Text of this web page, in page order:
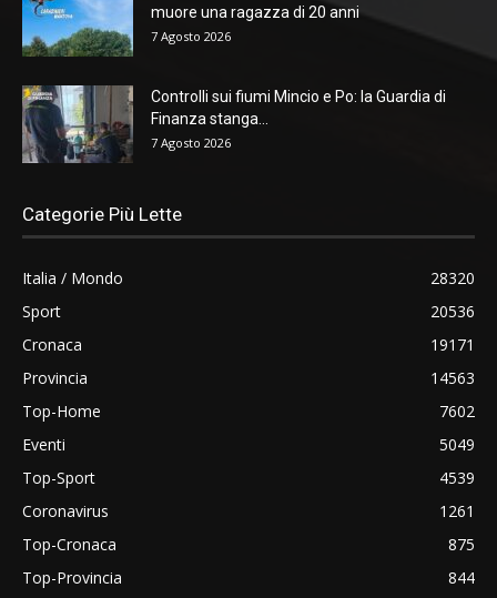
muore una ragazza di 20 anni
7 Agosto 2026
Controlli sui fiumi Mincio e Po: la Guardia di
Finanza stanga...
7 Agosto 2026
Categorie Più Lette
Italia / Mondo
28320
Sport
20536
Cronaca
19171
Provincia
14563
Top-Home
7602
Eventi
5049
Top-Sport
4539
Coronavirus
1261
Top-Cronaca
875
Top-Provincia
844